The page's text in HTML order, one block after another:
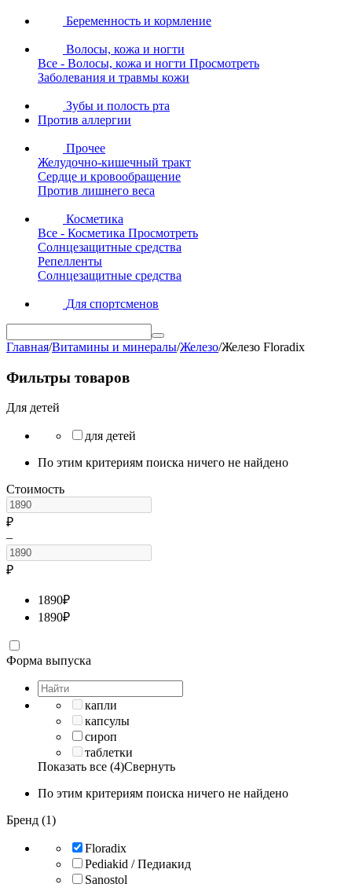
Беременность и кормление
Волосы, кожа и ногти
Все - Волосы, кожа и ногти Просмотреть
Заболевания и травмы кожи
Зубы и полость рта
Против аллергии
Прочее
Желудочно-кишечный тракт
Сердце и кровообращение
Против лишнего веса
Косметика
Все - Косметика Просмотреть
Солнцезащитные средства
Репелленты
Солнцезащитные средства
Для спортсменов
Главная/Витамины и минералы/Железо/Железо Floradix
Фильтры товаров
Для детей
для детей
По этим критериям поиска ничего не найдено
Стоимость
₽
–
₽
1890₽
1890₽
Форма выпуска
капли
капсулы
сироп
таблетки
Показать все (4)Свернуть
По этим критериям поиска ничего не найдено
Бренд (1)
Floradix
Pediakid / Педиакид
Sanostol